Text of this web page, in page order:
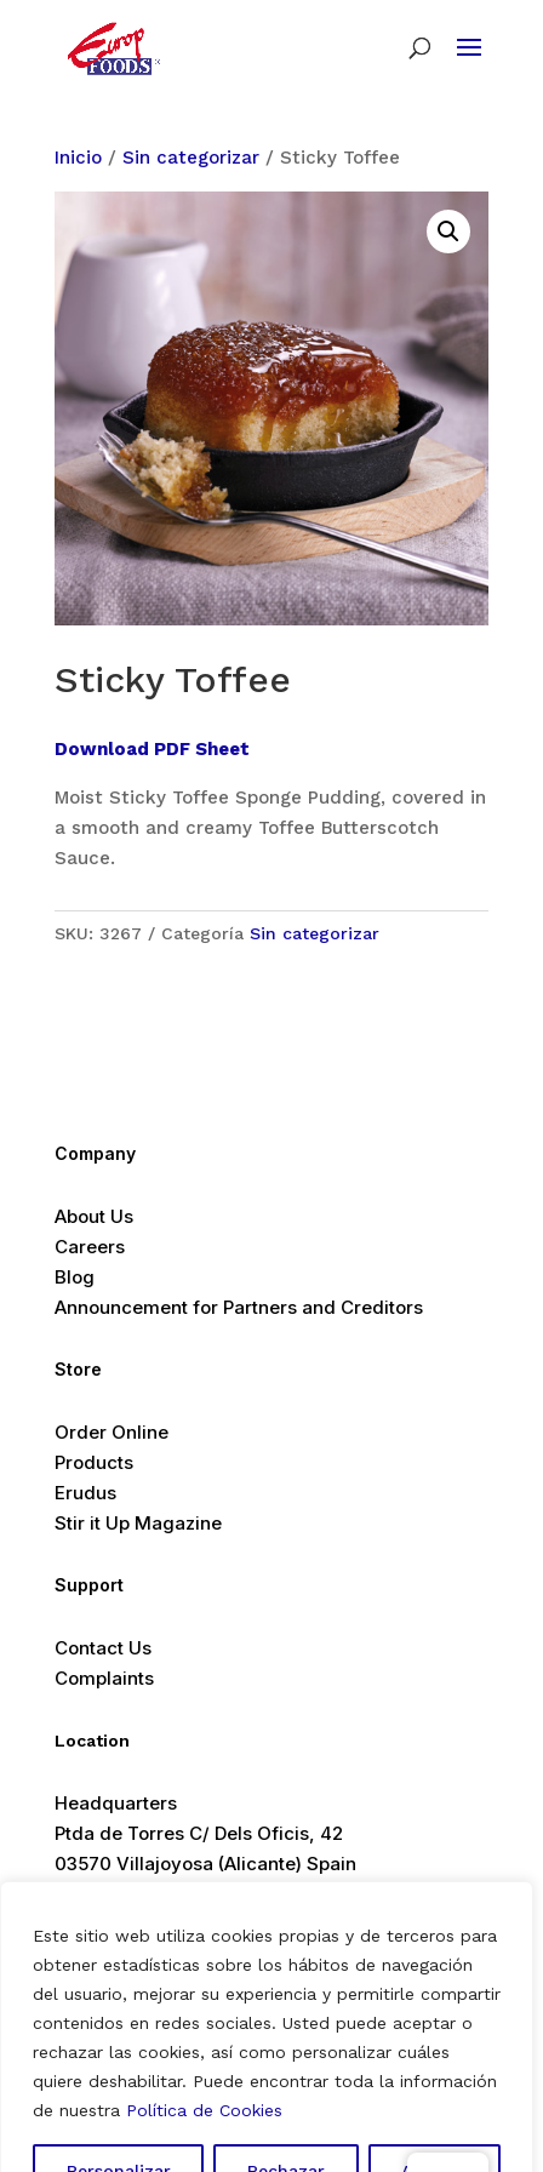
Este sitio web utiliza cookies propias y de terceros para
obtener estadísticas sobre los hábitos de navegación
del usuario, mejorar su experiencia y permitirle compartir
contenidos en redes sociales. Usted puede aceptar o
rechazar las cookies, así como personalizar cuáles
quiere deshabilitar. Puede encontrar toda la información
de nuestra Política de Cookies
Inicio/ Sin categorizar/ Sticky Toffee
Sticky Toffee
Download PDF Sheet
Moist Sticky Toffee Sponge Pudding, covered in
a smooth and creamy Toffee Butterscotch
Sauce.
SKU: 3267 Categoría Sin categorizar
Company
About Us
Careers
Blog
Announcement for Partners and Creditors
Store
Order Online
Products
Erudus
Stir it Up Magazine
Support
Contact Us
Complaints
Location
Headquarters
Ptda de Torres C/ Dels Oficis, 42
03570 Villajoyosa (Alicante) Spain
© 2026 Europ Foods. All rights reserved.
Aviso Legal|Política de Privacidad